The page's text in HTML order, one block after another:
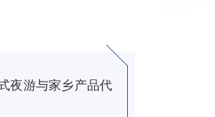
夜游与家乡产品代